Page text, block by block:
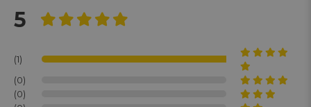
5
(1)
(0)
(0)